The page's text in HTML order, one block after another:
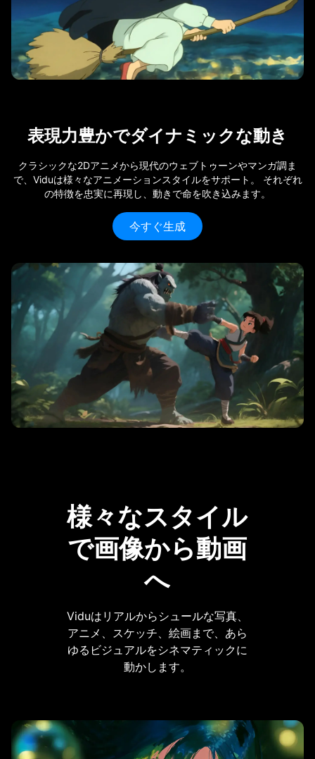
表現力豊かでダイナミックな動き
クラシックな2Dアニメから現代のウェブトゥーンやマンガ調ま
で、Viduは様々なアニメーションスタイルをサポート。 それぞれ
の特徴を忠実に再現し、動きで命を吹き込みます。
今すぐ生成
様々なスタイル
で画像から動画
へ
Viduはリアルからシュールな写真、
アニメ、スケッチ、絵画まで、あら
ゆるビジュアルをシネマティックに
動かします。